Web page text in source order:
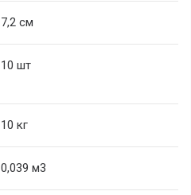
7,2 см
10 шт
10 кг
0,039 м3